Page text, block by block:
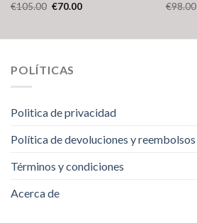
€105.00 €70.00
€98.00
POLÍTICAS
Politica de privacidad
Política de devoluciones y reembolsos
Términos y condiciones
Acerca de